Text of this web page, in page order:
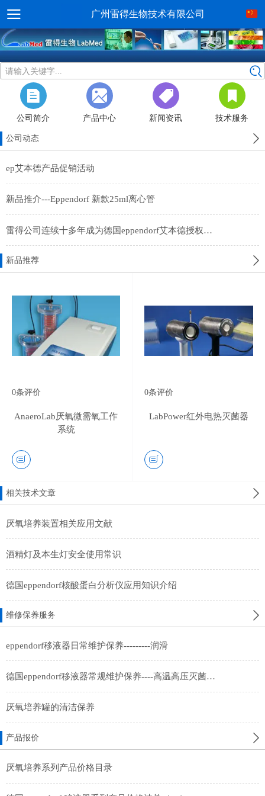
广州雷得生物技术有限公司
请输入关键字...
公司简介 产品中心 新闻资讯 技术服务
公司动态
ep艾本德产品促销活动
新品推介---Eppendorf 新款25ml离心管
雷得公司连续十多年成为德国eppendorf艾本德授权经销商
新品推荐
0条评价
AnaeroLab厌氧微需氧工作
系统
0条评价
LabPower红外电热灭菌器
相关技术文章
厌氧培养装置相关应用文献
酒精灯及本生灯安全使用常识
德国eppendorf核酸蛋白分析仪应用知识介绍
维修保养服务
eppendorf移液器日常维护保养---------润滑
德国eppendorf移液器常规维护保养----高温高压灭菌及紫外线照射灭菌
厌氧培养罐的清洁保养
产品报价
厌氧培养系列产品价格目录